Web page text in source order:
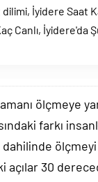
dilimi, İyidere Saat
Canlı, İyidere'da
ölçmeye
farkı
açılar 30